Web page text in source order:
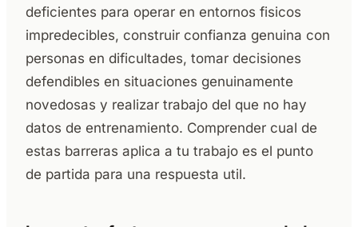
deficientes para operar en entornos fisicos
impredecibles, construir confianza genuina con
personas en dificultades, tomar decisiones
defendibles en situaciones genuinamente
novedosas y realizar trabajo del que no hay
datos de entrenamiento. Comprender cual de
estas barreras aplica a tu trabajo es el punto
de partida para una respuesta util.